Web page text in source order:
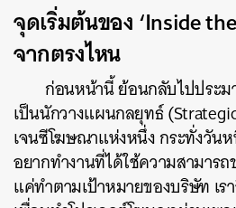
จุดเริ่มต้นของ ‘Inside
จากตรงไหน
ก่อนหน้านี้ ย้อนกลับไปประ
เป็นนักวางแผนกลยุทธ์
เจนซีโฆษณาแห่งหนึ่ง กระทั่งวันห
อยากทำงานที่ได้ใช้ความสามารถ
แค่ทำตามเป้าหมายของบริษัท เ